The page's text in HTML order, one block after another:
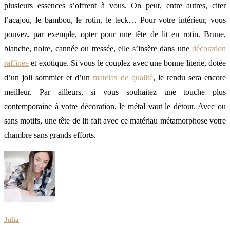
plusieurs essences s’offrent à vous. On peut, entre autres, citer
l’acajou, le bambou, le rotin, le teck… Pour votre intérieur, vous
pouvez, par exemple, opter pour une tête de lit en rotin. Brune,
blanche, noire, cannée ou tressée, elle s’insère dans une décoration
raffinée et exotique. Si vous le couplez avec une bonne literie, dotée
d’un joli sommier et d’unmatelas de qualité, le rendu sera encore
meilleur. Par ailleurs, si vous souhaitez une touche plus
contemporaine à votre décoration, le métal vaut le détour. Avec ou
sans motifs, une tête de lit fait avec ce matériau métamorphose votre
chambre sans grands efforts.
Julia